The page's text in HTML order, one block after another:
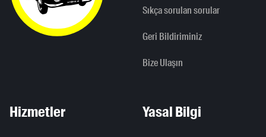
Sıkça sorulan sorular
Geri Bildiriminiz
Bize Ulaşın
Hizmetler Yasal Bilgi